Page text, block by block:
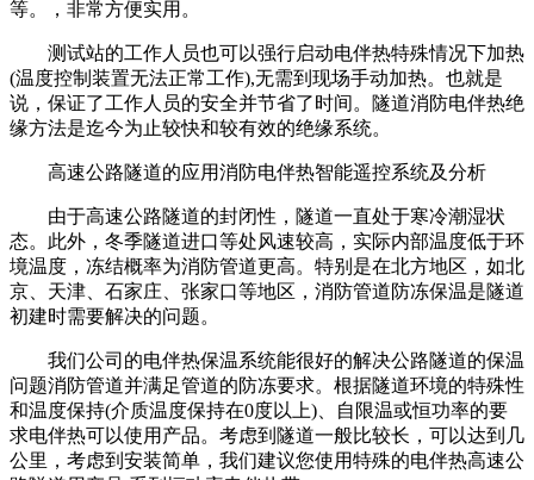
等。，非常方便实用。
测试站的工作人员也可以强行启动电伴热特殊情况下加热
(温度控制装置无法正常工作),无需到现场手动加热。也就是
说，保证了工作人员的安全并节省了时间。隧道消防电伴热绝
缘方法是迄今为止较快和较有效的绝缘系统。
高速公路隧道的应用消防电伴热智能遥控系统及分析
由于高速公路隧道的封闭性，隧道一直处于寒冷潮湿状
态。此外，冬季隧道进口等处风速较高，实际内部温度低于环
境温度，冻结概率为消防管道更高。特别是在北方地区，如北
京、天津、石家庄、张家口等地区，消防管道防冻保温是隧道
初建时需要解决的问题。
我们公司的电伴热保温系统能很好的解决公路隧道的保温
问题消防管道并满足管道的防冻要求。根据隧道环境的特殊性
和温度保持(介质温度保持在0度以上)、自限温或恒功率的要
求电伴热可以使用产品。考虑到隧道一般比较长，可以达到几
公里，考虑到安装简单，我们建议您使用特殊的电伴热高速公